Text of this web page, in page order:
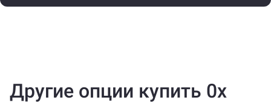
Другие опции купить 0x